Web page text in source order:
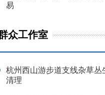
易
众工作室
杭州西山游步道支线杂草
清理